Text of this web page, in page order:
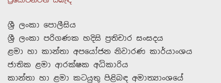
ශ්‍රී ලංකා පොලීසිය
ශ්‍රී ලංකා පරිගණක හදිසි ප්‍රතිචාර සංසදය
ළමා හා කාන්තා අපයෝජන නිවාරණ කාර්යාංශය
ජාතික ළමා ආරක්ෂක අධිකාරිය
කාන්තා හා ළමා කටයුතු පිළිබඳ අමාත්‍යාංශයේ